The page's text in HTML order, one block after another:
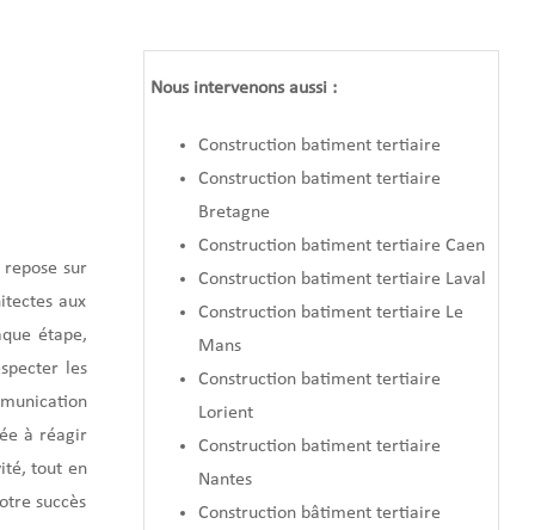
sur
aux
étape,
les
à réagir
tout en
succès
Nous intervenons aussi :
Construction batiment tertiaire
Construction batiment tertiaire
Bretagne
Construction batiment tertiaire Caen
Construction batiment tertiaire Laval
Construction batiment tertiaire Le
Mans
Construction batiment tertiaire
Lorient
Construction batiment tertiaire
Nantes
Construction bâtiment tertiaire